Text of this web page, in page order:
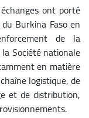
ont porté
Burkina Faso en
de la
Société nationale
en matière
logistique, de
et de distribution,